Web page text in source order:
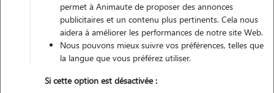
Contacter
L'envoi d'une demande est sans engagement
permet à Animaute de proposer des annonces
publicitaires et un contenu plus pertinents. Cela nous
aidera à améliorer les performances de notre site Web.
Nous pouvons mieux suivre vos préférences, telles que
la langue que vous préférez utiliser.
Si cette option est désactivée :